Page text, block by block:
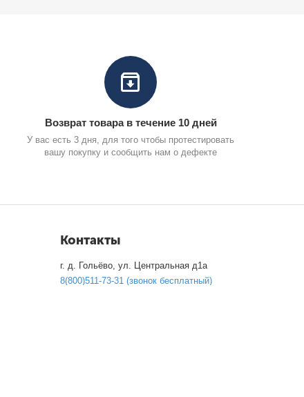
Возврат товара в течение 10 дней
У вас есть 3 дня, для того чтобы протестировать
вашу покупку и сообщить нам о дефекте
Контакты
г. д. Гольёво, ул. Центральная д1а
8(800)511-73-31 (звонок бесплатный)